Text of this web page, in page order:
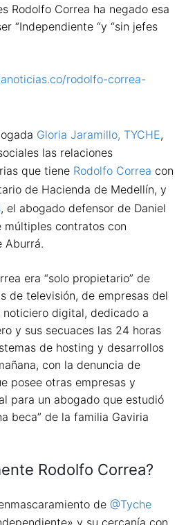
Rodolfo Correa ha negado esa
“Independiente “y “sin jefes
rodolfo-correa-
Gloria Jaramillo, TYCHE,
las relaciones
que tiene Rodolfo Correa con
de Hacienda de Medellín, y
, el abogado defensor de Daniel
múltiples contratos con
Aburrá.
era “solo propietario” de
de televisión, de empresas del
digital, dedicado a
y sus secuaces las 24 horas
de hosting y desarrollos
con la denuncia de
posee otras empresas y
para un abogado que estudió
beca” de la familia Gaviria
Rodolfo Correa?
de @Tyche
y su cercanía con